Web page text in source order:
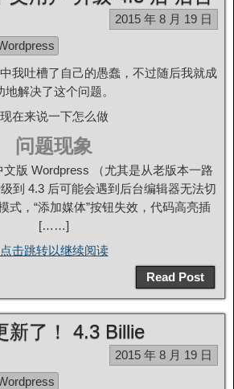
2015 年 8 月 19 日
我吐槽了自己的愚蠢，不过随后我就成
地解决了这个问题。
现在来说一下怎么做
问题现象
版 Wordpress （尤其是从老版本一路
到 4.3 后可能会遇到后台编辑器无法切
式，“添加媒体”按钮失效，代码高亮插
[……]
点击跳转以继续阅读
Read Post
新了！ 4.3 Billie
2015 年 8 月 19 日